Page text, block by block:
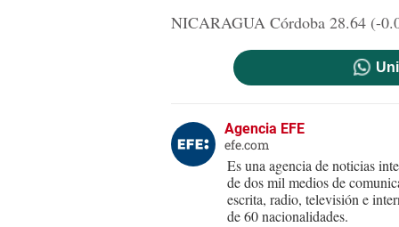
NICARAGUA Córdoba 28.64 (-
Agencia EFE
efe.com
Es una agencia de noticias
de dos mil medios de
escrita, radio, televisión e
de 60 nacionalidades.